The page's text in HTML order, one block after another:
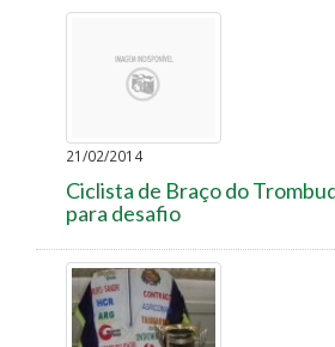
21/02/2014
Ciclista de Braço do
para desafio